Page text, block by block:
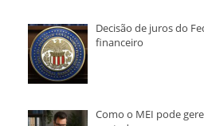
Decisão de juros do
financeiro
Como o MEI pode